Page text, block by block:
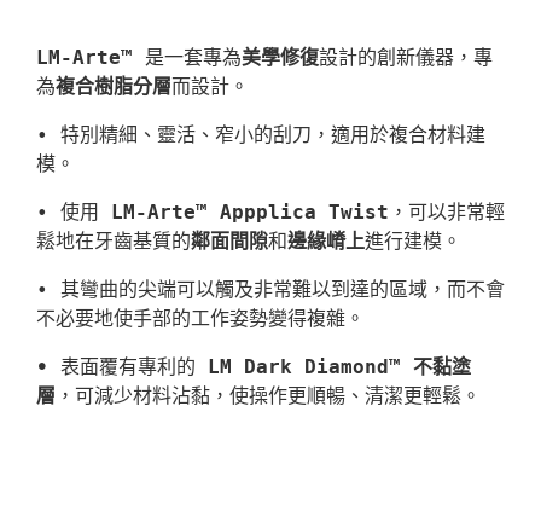
LM-Arte™ 是一套專為美學修復設計的創新儀器，專
為複合樹脂分層
• 特別精細、靈活、窄小的刮刀，適用於複合材料建
模。
• 使用 LM-Arte™ Appplica Twist ，可以非常輕
鬆地在牙齒基質的鄰面間隙和邊緣嵴上進行建模。
• 其彎曲的尖端可以觸及非常難以到達的區域，而不會
不必要地使手部的工作姿勢變得複雜。
• 表面覆有專利的
LM Dark Diamond™ 不黏塗
層 ，可減少材料沾黏，使操作更順暢、清潔更輕鬆。